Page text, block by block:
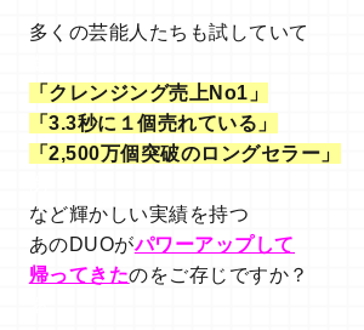
多くの芸能人たちも試していて
「クレンジング売上No1」
「3.3秒に１個売れている」
「2,500万個突破のロングセラー」
など輝かしい実績を持つ
あのDUOがパワーアップして
帰ってきたのをご存じですか？